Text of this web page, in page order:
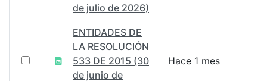
de julio de 2026)
ENTIDADES DE
LA RESOLUCIÓN
533 DE 2015 (30
de junio de
Hace 1 mes